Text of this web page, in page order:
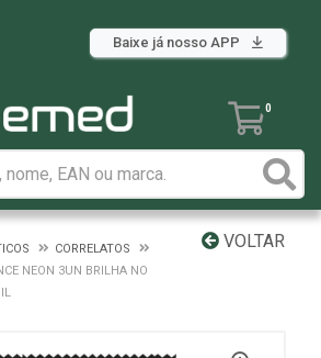
Baixe já nosso APP
0
VOLTAR
CORRELATOS
NEON 3UN BRILHA NO